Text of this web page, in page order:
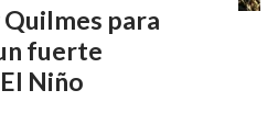
para
fuerte
Niño